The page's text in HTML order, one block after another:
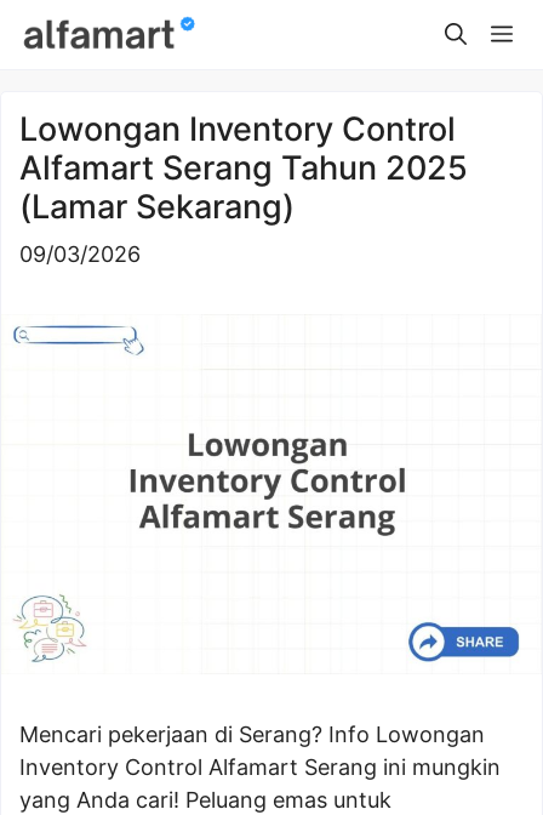
Lowongan Inventory Control
Alfamart Serang Tahun 2025
(Lamar Sekarang)
09/03/2026
Mencari pekerjaan di Serang? Info Lowongan
Inventory Control Alfamart Serang ini mungkin
yang Anda cari! Peluang emas untuk